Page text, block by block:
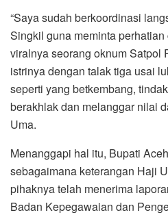
“Saya sudah berkoordinasi
Singkil guna meminta
viralnya seorang oknum Satpol
istrinya dengan talak tiga usai
seperti yang betkembang,
berakhlak dan melanggar nilai
Uma.
Menanggapi hal itu, Bupati
sebagaimana keterangan Haji
pihaknya telah menerima
Badan Kepegawaian dan